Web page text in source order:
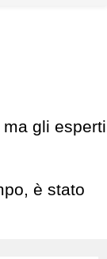
ma gli esperti
è stato